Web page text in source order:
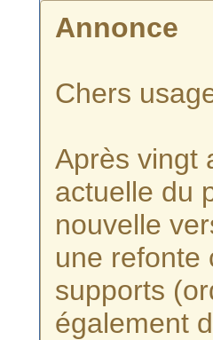
Annonce
Chers
Après vingt
actuelle du
nouvelle
une refonte
supports
également